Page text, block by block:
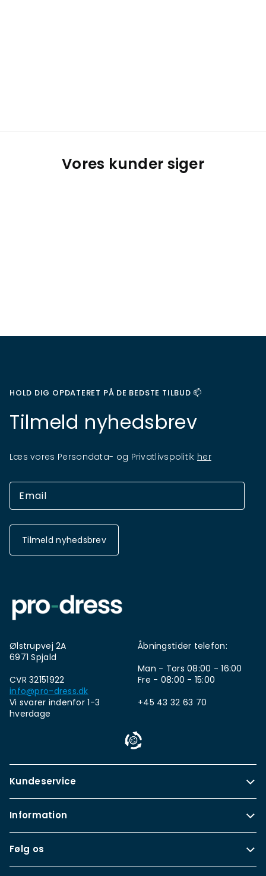
Vores kunder siger
HOLD DIG OPDATERET PÅ DE BEDSTE TILBUD 📫
Tilmeld nyhedsbrev
Læs vores Persondata- og Privatlivspolitik her
Tilmeld nyhedsbrev
Ølstrupvej 2A
6971 Spjald
CVR 32151922
info@pro-dress.dk
Vi svarer indenfor 1-3
hverdage
Åbningstider telefon:
Man - Tors 08:00 - 16:00
Fre - 08:00 - 15:00
+45 43 32 63 70
Kundeservice
Information
Følg os